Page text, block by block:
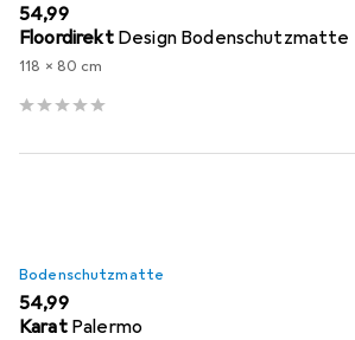
EUR
54,99
Floordirekt Design Bodenschutzmatte
118 x 80 cm
Bodenschutzmatte
EUR
54,99
Karat Palermo